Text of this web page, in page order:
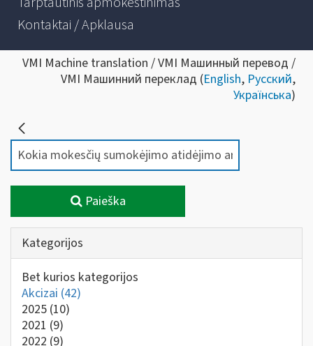
Kontaktai / Apklausa
VMI Machine translation / VMI Машинный перевод /
VMI Машинний переклад (English, Русский,
Українська)
Paieška
Kategorijos
Bet kurios kategorijos
Akcizai (42)
2025 (10)
2021 (9)
2022 (9)